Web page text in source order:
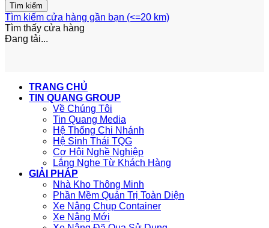
Tìm kiếm cửa hàng gần bạn (<=20 km)
Tìm thấy cửa hàng
Đang tải...
TRANG CHỦ
TIN QUANG GROUP
Về Chúng Tôi
Tin Quang Media
Hệ Thống Chi Nhánh
Hệ Sinh Thái TQG
Cơ Hội Nghề Nghiệp
Lắng Nghe Từ Khách Hàng
GIẢI PHÁP
Nhà Kho Thông Minh
Phần Mềm Quản Trị Toàn Diện
Xe Nâng Chụp Container
Xe Nâng Mới